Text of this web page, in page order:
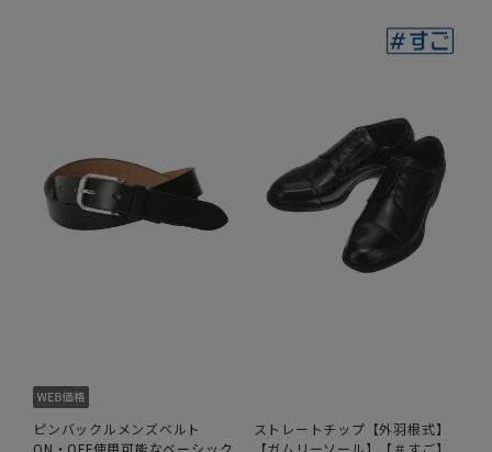
ピンバックルメンズベルト
ON・OFF使用可能なベーシック
ストレートチップ【外羽根式】
【ガムリーソール】【＃すご】